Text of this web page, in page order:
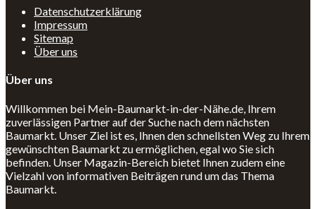
Datenschutzerklärung
Impressum
Sitemap
Über uns
Über uns
Willkommen bei Mein-Baumarkt-in-der-Nähe.de, Ihrem
zuverlässigen Partner auf der Suche nach dem nächsten
Baumarkt. Unser Ziel ist es, Ihnen den schnellsten Weg zu Ihrem
gewünschten Baumarkt zu ermöglichen, egal wo Sie sich
befinden. Unser Magazin-Bereich bietet Ihnen zudem eine
Vielzahl von informativen Beiträgen rund um das Thema
Baumarkt.